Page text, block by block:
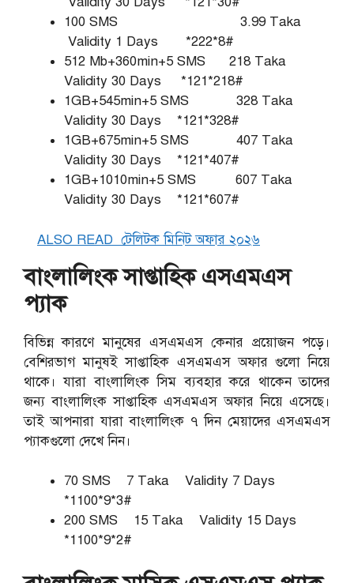
100 SMS 3.99 Taka
Validity 1 Days *222*8#
512 Mb+360min+5 SMS 218 Taka
Validity 30 Days *121*218#
1GB+545min+5 SMS 328 Taka
Validity 30 Days *121*328#
1GB+675min+5 SMS 407 Taka
Validity 30 Days *121*407#
1GB+1010min+5 SMS 607 Taka
Validity 30 Days *121*607#
ALSO READ টেলিটক মিনিট অফার ২০২৬
বাংলালিংক সাপ্তাহিক এসএমএস
প্যাক
বিভিন্ন কারণে মানুষের এসএমএস কেনার প্রয়োজন পড়ে।
বেশিরভাগ মানুষই সাপ্তাহিক এসএমএস অফার গুলো নিয়ে
থাকে। যারা বাংলালিংক সিম ব্যবহার করে থাকেন তাদের
জন্য বাংলালিংক সাপ্তাহিক এসএমএস অফার নিয়ে এসেছে।
তাই আপনারা যারা বাংলালিংক ৭ দিন মেয়াদের এসএমএস
প্যাকগুলো দেখে নিন।
70 SMS 7 Taka Validity 7 Days
*1100*9*3#
200 SMS 15 Taka Validity 15 Days
*1100*9*2#